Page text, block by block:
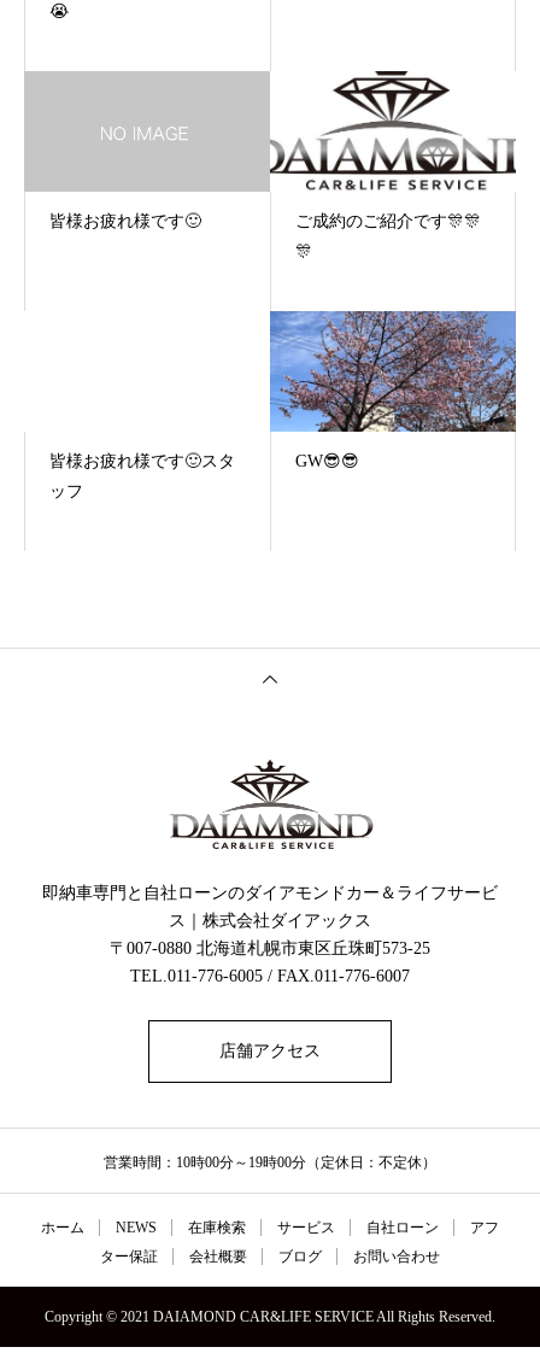
😭
皆様お疲れ様です🙂
ご成約のご紹介です🎊🎊
🎊
皆様お疲れ様です🙂スタ
ッフ
GW😎😎
即納車専門と自社ローンのダイアモンドカー＆ライフサービ
ス｜株式会社ダイアックス
〒007-0880 北海道札幌市東区丘珠町573-25
TEL.011-776-6005 / FAX.011-776-6007
店舗アクセス
営業時間：10時00分～19時00分（定休日：不定休）
ホーム NEWS 在庫検索 サービス 自社ローン
アフ
ター保証
会社概要 ブログ お問い合わせ
Copyright © 2021 DAIAMOND CAR&LIFE SERVICE All Rights Reserved.